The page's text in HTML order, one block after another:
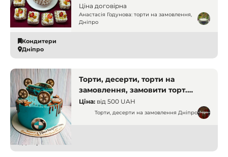
Дніпро
Ціна договірна
Анастасія Годунова: торти на замовлення,
Дніпро
Кондитери
Дніпро
Торти, десерти, торти на
замовлення, замовити торт.
Дніпро
Ціна: від 500 UAH
Торти, десерти на замовлення Дніпро
Кондитери
Дніпро